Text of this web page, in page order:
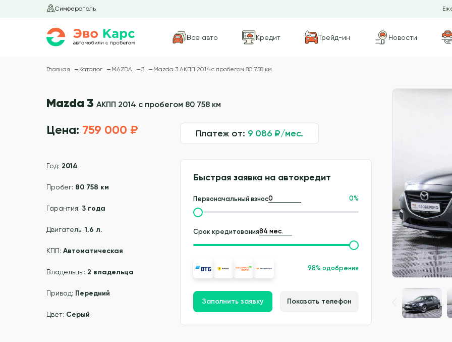
Симферополь
Все авто Кредит Трейд-ин Новости
Главная Каталог MAZDA 3 Mazda 3 АКПП 2014 с пробегом 80 758 км
Mazda 3 АКПП 2014 с пробегом 80 758 км
Цена: 759 000 ₽
Год: 2014
Пробег: 80 758 км
Гарантия: 3 года
Двигатель:1.6 л.
КПП: Автоматическая
Владельцы: 2 владельца
Привод: Передний
Цвет: Серый
Платеж от: 9 086 ₽/мес.
Быстрая заявка на автокредит
Первоначальный взнос 0%
Срок кредитования
98% одобрения
Заполнить заявку Показать телефон